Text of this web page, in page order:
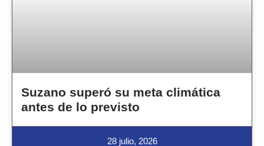
Suzano superó su meta climática
antes de lo previsto
28 julio, 2026